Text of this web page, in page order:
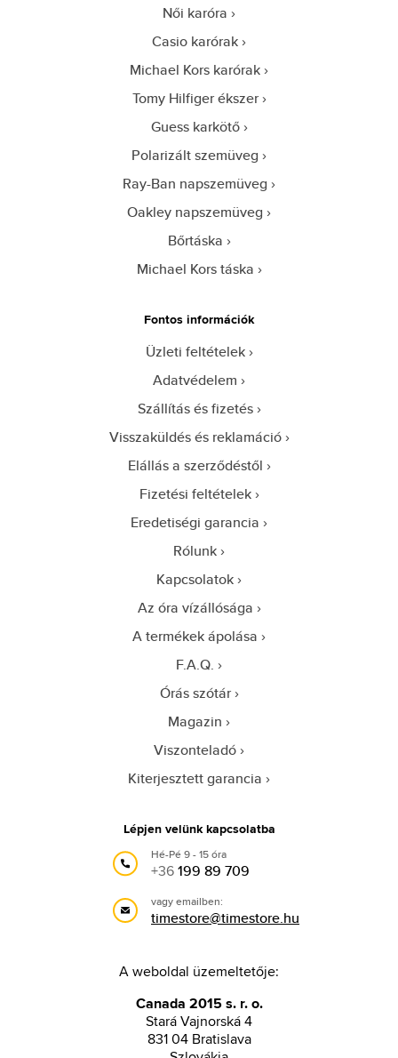
Női karóra
Casio karórak
Michael Kors karórak
Tomy Hilfiger ékszer
Guess karkötő
Polarizált szemüveg
Ray-Ban napszemüveg
Oakley napszemüveg
Bőrtáska
Michael Kors táska
Fontos információk
Üzleti feltételek
Adatvédelem
Szállítás és fizetés
Visszaküldés és reklamáció
Elállás a szerződéstől
Fizetési feltételek
Eredetiségi garancia
Rólunk
Kapcsolatok
Az óra vízállósága
A termékek ápolása
F.A.Q.
Órás szótár
Magazin
Viszonteladó
Kiterjesztett garancia
Lépjen velünk kapcsolatba
Hé-Pé 9 - 15 óra
+36199 89 709
vagy emailben:
timestore@timestore.hu
A weboldal üzemeltetője:
Canada 2015 s. r. o.
Stará Vajnorská 4
831 04 Bratislava